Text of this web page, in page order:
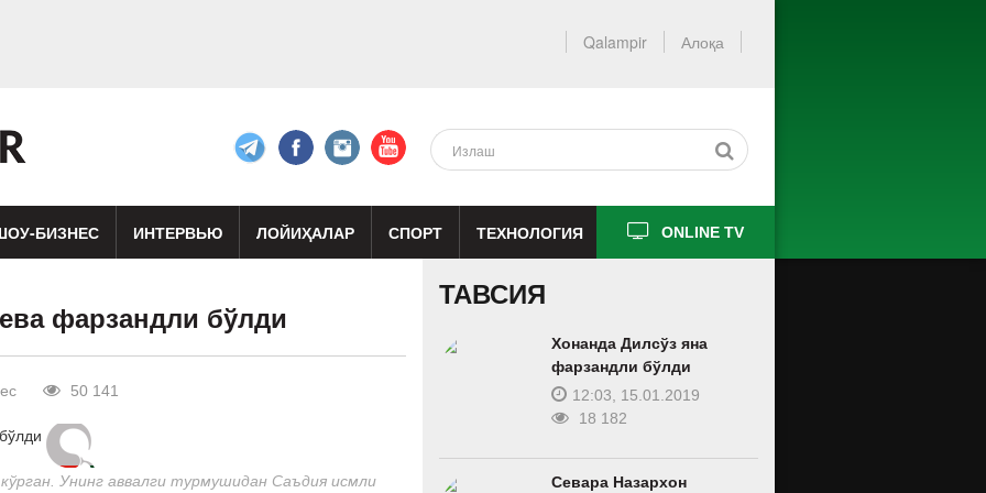
Алоқа
Qalampir
БИЗНЕС ИНТЕРВЬЮ ЛОЙИҲАЛАР СПОРТ ТЕХНОЛОГИЯ ONLINE TV
фарзандли бўлди
50 141
Унинг аввалги турмушидан Саъдия исмли
ТАВСИЯ
Хонанда Дилсўз яна
фарзандли бўлди
12:03, 15.01.2019
18 182
Севара Назархон